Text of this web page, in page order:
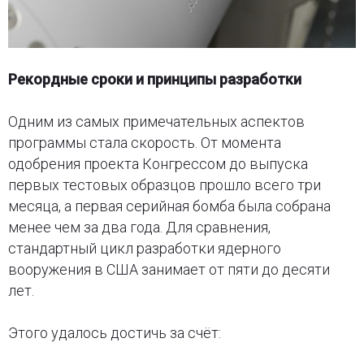
Рекордные сроки и принципы разработки
Одним из самых примечательных аспектов
программы стала скорость. От момента
одобрения проекта Конгрессом до выпуска
первых тестовых образцов прошло всего три
месяца, а первая серийная бомба была собрана
менее чем за два года. Для сравнения,
стандартный цикл разработки ядерного
вооружения в США занимает от пяти до десяти
лет.
Этого удалось достичь за счёт: